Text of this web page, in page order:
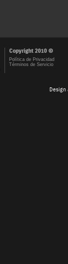
Copyright 2010 ©
Política de Privacidad
Términos de Servicio